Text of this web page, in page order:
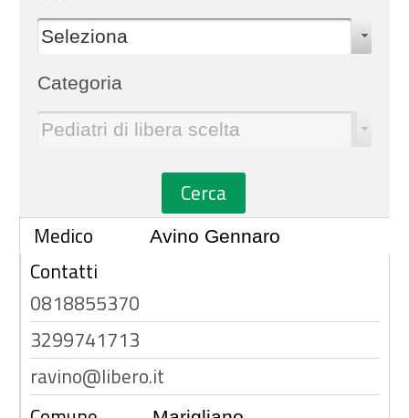
Seleziona
Categoria
Pediatri di libera scelta
Cerca
Medico
Avino Gennaro
Contatti
0818855370
3299741713
ravino@libero.it